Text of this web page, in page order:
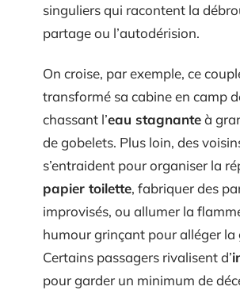
singuliers qui racontent la
partage ou l’autodérision.
On croise, par exemple, ce
transformé sa cabine en camp
chassant l’eau stagnanteà
de gobelets. Plus loin, des
s’entraident pour organiser la
papier toilette, fabriquer des
improvisés, ou allumer la
humour grinçant pour alléger la
Certains passagers rivalisent d’
pour garder un minimum de